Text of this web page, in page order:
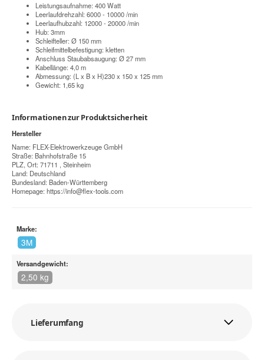
Leistungsaufnahme: 400 Watt
Leerlaufdrehzahl: 6000 - 10000 /min
Leerlaufhubzahl: 12000 - 20000 /min
Hub: 3mm
Schleifteller: Ø 150 mm
Schleifmittelbefestigung: kletten
Anschluss Staubabsaugung: Ø 27 mm
Kabellänge: 4,0 m
Abmessung: (L x B x H)230 x 150 x 125 mm
Gewicht: 1,65 kg
Informationen zur Produktsicherheit
Hersteller
Name: FLEX-Elektrowerkzeuge GmbH
Straße: Bahnhofstraße 15
PLZ, Ort: 71711 , Steinheim
Land: Deutschland
Bundesland: Baden-Württemberg
Homepage: https://info@flex-tools.com
Marke:
3M
Versandgewicht:
2,50 kg
Lieferumfang